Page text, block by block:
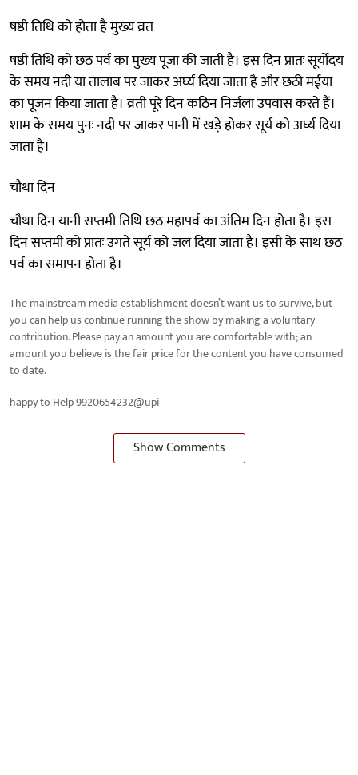
षष्ठी तिथि को होता है मुख्य व्रत
षष्ठी तिथि को छठ पर्व का मुख्य पूजा की जाती है। इस दिन प्रातः सूर्योदय
के समय नदी या तालाब पर जाकर अर्घ्य दिया जाता है और छठी मईया
का पूजन किया जाता है। व्रती पूरे दिन कठिन निर्जला उपवास करते हैं।
शाम के समय पुनः नदी पर जाकर पानी में खड़े होकर सूर्य को अर्घ्य दिया
जाता है।
चौथा दिन
चौथा दिन यानी सप्तमी तिथि छठ महापर्व का अंतिम दिन होता है। इस
दिन सप्तमी को प्रातः उगते सूर्य को जल दिया जाता है। इसी के साथ छठ
पर्व का समापन होता है।
The mainstream media establishment doesn’t want us to survive, but
you can help us continue running the show by making a voluntary
contribution. Please pay an amount you are comfortable with; an
amount you believe is the fair price for the content you have consumed
to date.
happy to Help 9920654232@upi
Show Comments